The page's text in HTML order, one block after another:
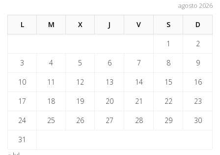
agosto 2026
L M X J V S D
1 2
3 4 5 6 7 8 9
10 11 12 13 14 15 16
17 18 19 20 21 22 23
24 25 26 27 28 29 30
31